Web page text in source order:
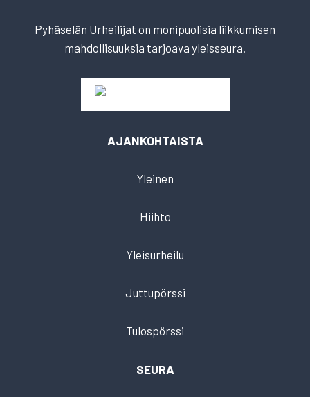
Pyhäselän Urheilijat on monipuolisia liikkumisen
mahdollisuuksia tarjoava yleisseura.
AJANKOHTAISTA
Yleinen
Hiihto
Yleisurheilu
Juttupörssi
Tulospörssi
SEURA